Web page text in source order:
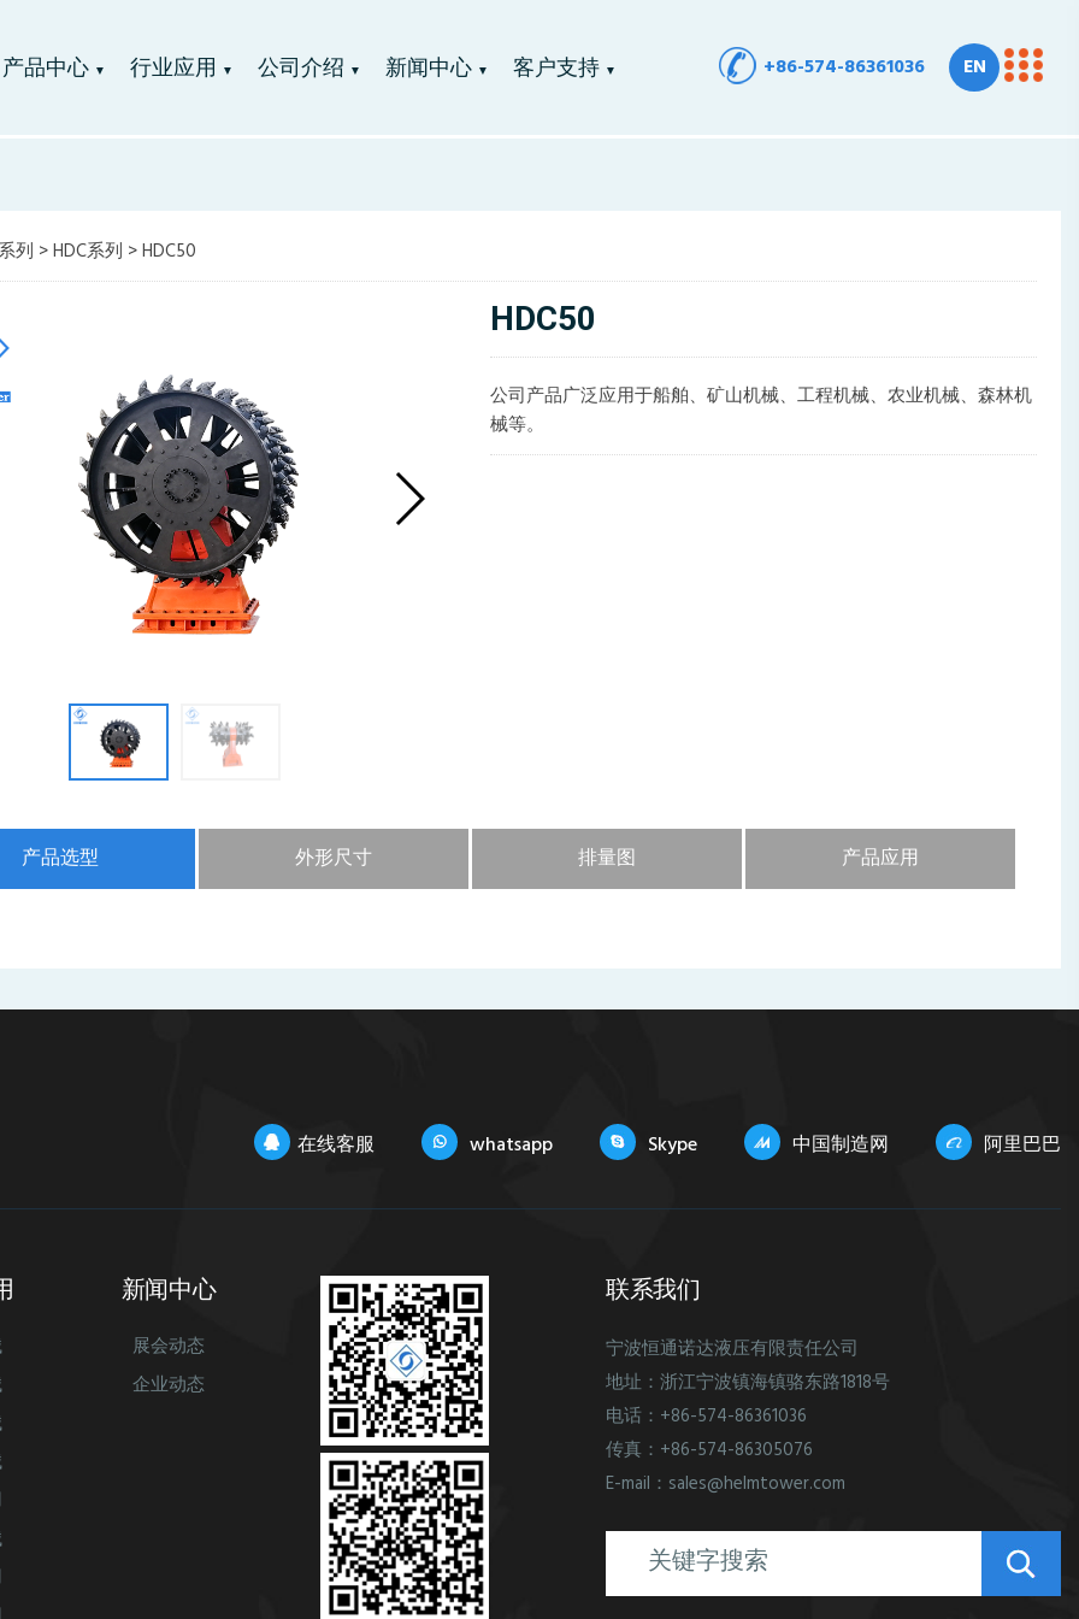
产品中心 ▼ 行业应用 ▼ 公司介绍 ▼ 新闻中心 ▼ 客户支持 ▼ +86-574-86361036 EN
列 >HDC系列 > HDC50
HDC50
公司产品广泛应用于船舶、矿山机械、工程机械、农业机械、森林机
械等。
产品选型 外形尺寸 排量图 产品应用
在线客服 whatsapp Skype 中国制造网 阿里巴巴
新闻中心
展会动态
企业动态
联系我们
宁波恒通诺达液压有限责任公司
地址：浙江宁波镇海镇骆东路1818号
电话：+86-574-86361036
传真：+86-574-86305076
E-mail：sales@helmtower.com